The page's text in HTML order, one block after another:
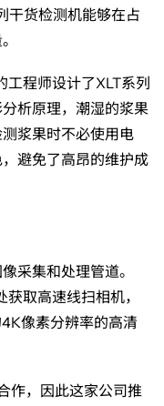
干货检测机能够在占
工程师设计了XLT系列
析原理，潮湿的浆果
浆果时不必使用电
避免了高昂的维护成
采集和处理管道。
取高速线扫相机，
4K像素分辨率的高清
作，因此这家公司推